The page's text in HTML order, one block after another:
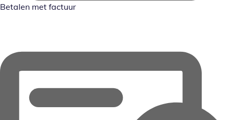
Betalen met factuur